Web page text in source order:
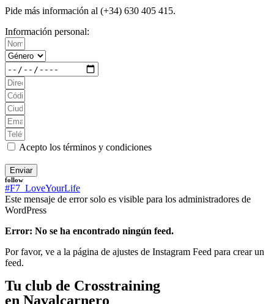
Pide más información al (+34) 630 405 415.
Información personal:
Acepto los términos y condiciones
Enviar
follow
#F7_LoveYourLife
Este mensaje de error solo es visible para los administradores de
WordPress
Error: No se ha encontrado ningún feed.
Por favor, ve a la página de ajustes de Instagram Feed para crear un
feed.
Tu club de Crosstraining
en Navalcarnero